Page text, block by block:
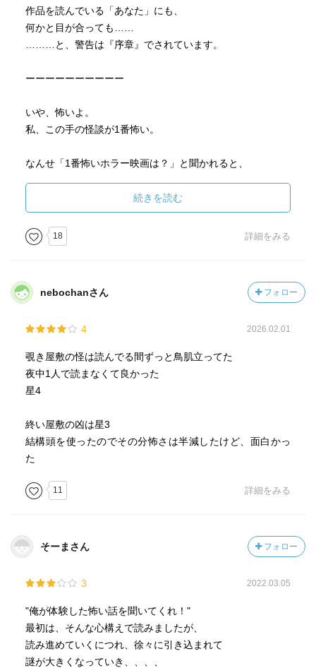
作品を読んでいる「あなた」にも、
何かと目が合っても……
………と、警告は『序章』でされています。
ーーーーーーーーーー
いや、怖いよ。
私、この手の怪談が1番怖い。
なんせ「1番怖いホラー映画は？」と聞かれると、
か起こっても知らないよ」系が1番怖い…(-∀-`; )
途中で停止しちゃいますし…笑
『序章』を読んで、
いや、信じてませんよ。
たいていは、どんとこい超常現象！なのですが…
読み始めて半分、
風呂でシャンプーしてる間が何か怖い。
いやぁ〜
三津田先生、ありがとうございました。
ん。
言葉の選び方や文章の組み立て方が素晴らしく恐怖を掻き
読後にこの表紙のイラストを思い出すと、また読む前とは
ちょっと印象が違って見えます。
『序章』で先生が、怪談奇談に対する姿勢を書いた一文
続きを読む
18 詳細をみる
nebochanさん フォロー
4 2026.02.01
覗き屋敷の怪は読んでる間ずっと鳥肌立ってた
夜中1人で読まなくて良かった
星4
終い屋敷の凶は星3
結構頭を使ったのでその分怖さは半減したけど、面白かっ
た
11 詳細をみる
そーまさん フォロー
3 2022.03.05
"俺が体験した怖い話を聞いてくれ！"
最初は、そんな心構えで読みましたが、
読み進めていくにつれ、徐々に引き込まれて
謎が大きくなっていき、、、、